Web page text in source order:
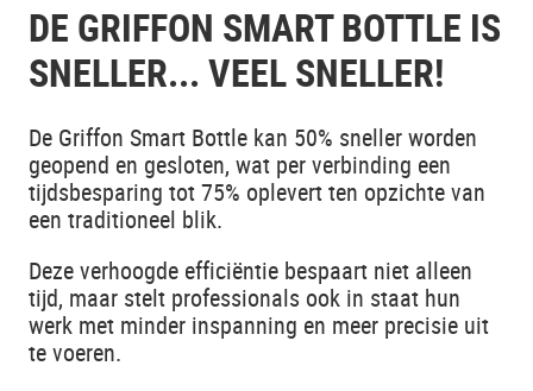
DE GRIFFON SMART BOTTLE IS
SNELLER... VEEL SNELLER!
De Griffon Smart Bottle kan 50% sneller worden
geopend en gesloten, wat per verbinding een
tijdsbesparing tot 75% oplevert ten opzichte van
een traditioneel blik.
Deze verhoogde efficiëntie bespaart niet alleen
tijd, maar stelt professionals ook in staat hun
werk met minder inspanning en meer precisie uit
te voeren.